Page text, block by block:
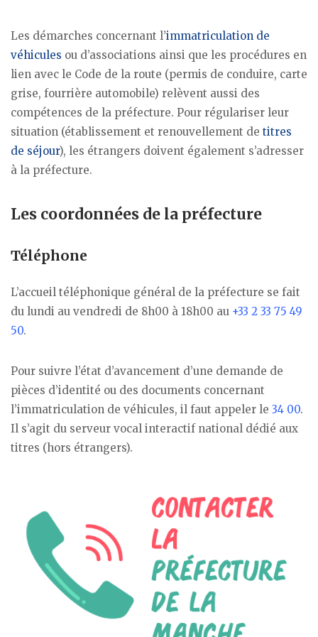
Les démarches concernant l’immatriculation de
véhicules ou d’associations ainsi que les procédures en
lien avec le Code de la route (permis de conduire, carte
grise, fourrière automobile) relèvent aussi des
compétences de la préfecture. Pour régulariser leur
situation (établissement et renouvellement de titres
de séjour), les étrangers doivent également s’adresser
à la préfecture.
Les coordonnées de la préfecture
Téléphone
L’accueil téléphonique général de la préfecture se fait
du lundi au vendredi de 8h00 à 18h00 au +33 2 33 75 49
50.
Pour suivre l’état d’avancement d’une demande de
pièces d’identité ou des documents concernant
l’immatriculation de véhicules, il faut appeler le 34 00.
Il s’agit du serveur vocal interactif national dédié aux
titres (hors étrangers).